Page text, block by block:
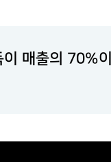
매출의 70%